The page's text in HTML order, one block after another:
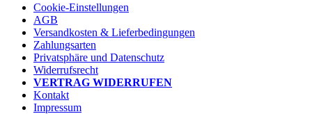
Cookie-Einstellungen
AGB
Versandkosten & Lieferbedingungen
Zahlungsarten
Privatsphäre und Datenschutz
Widerrufsrecht
VERTRAG WIDERRUFEN
Kontakt
Impressum